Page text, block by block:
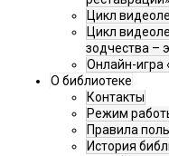
Цикл
Цикл
зодчества –
Онлайн-игра
О библиотеке
Контакты
Режим
Правила
История